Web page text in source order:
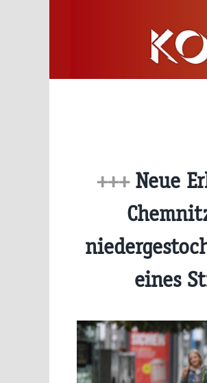
+++ Neue
eines